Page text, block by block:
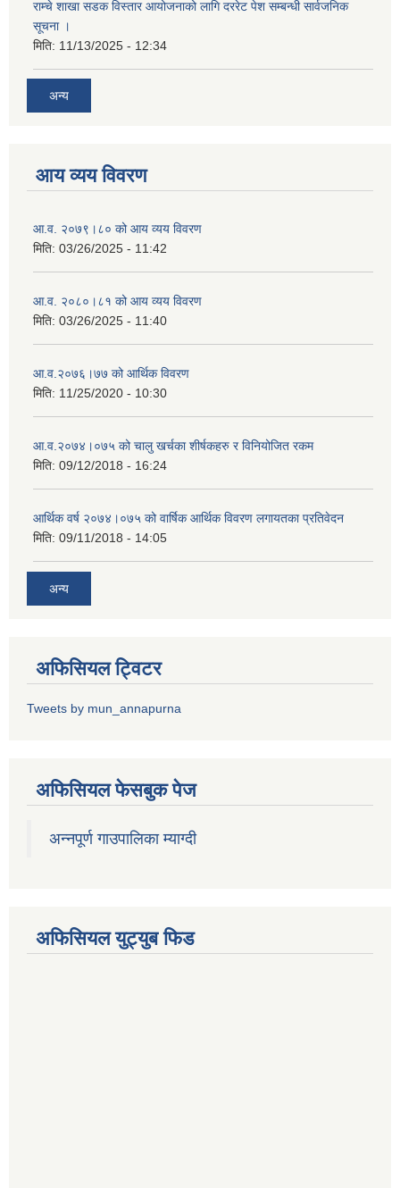
राम्चे शाखा सडक विस्तार आयोजनाको लागि दररेट पेश सम्बन्धी सार्वजनिक
सूचना ।
मिति: 11/13/2025 - 12:34
अन्य
आय व्यय विवरण
आ.व. २०७९।८० को आय व्यय विवरण
मिति: 03/26/2025 - 11:42
आ.व. २०८०।८१ को आय व्यय विवरण
मिति: 03/26/2025 - 11:40
आ.व.२०७६।७७ को आर्थिक विवरण
मिति: 11/25/2020 - 10:30
आ.व.२०७४।०७५ को चालु खर्चका शीर्षकहरु र विनियोजित रकम
मिति: 09/12/2018 - 16:24
आर्थिक वर्ष २०७४।०७५ को वार्षिक आर्थिक विवरण लगायतका प्रतिवेदन
मिति: 09/11/2018 - 14:05
अन्य
अफिसियल ट्विटर
Tweets by mun_annapurna
अफिसियल फेसबुक पेज
अन्नपूर्ण गाउपालिका म्याग्दी
अफिसियल युट्युब फिड